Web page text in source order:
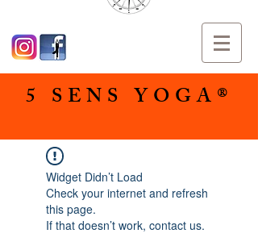
5 SENS YOGA®
Widget Didn’t Load
Check your internet and refresh
this page.
If that doesn’t work, contact us.